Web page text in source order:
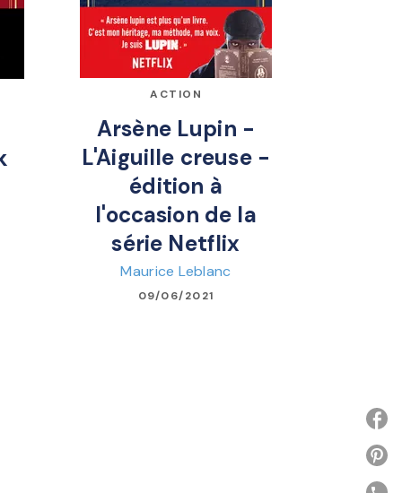
ACTION
Arsène Lupin -
L'Aiguille creuse -
édition à
l'occasion de la
série Netflix
Maurice Leblanc
09/06/2021